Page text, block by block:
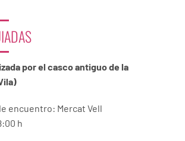
por el casco antiguo de la
encuentro: Mercat Vell
h